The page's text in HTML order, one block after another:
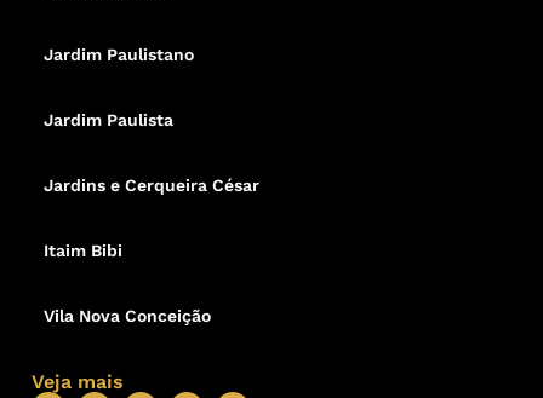
Jardim Paulistano
Jardim Paulista
Jardins e Cerqueira César
Itaim Bibi
Vila Nova Conceição
Veja mais